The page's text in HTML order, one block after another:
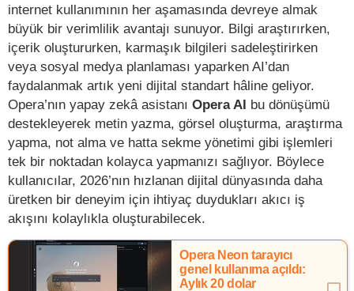
internet kullanımının her aşamasında devreye almak
büyük bir verimlilik avantajı sunuyor. Bilgi araştırırken,
içerik oluştururken, karmaşık bilgileri sadeleştirirken
veya sosyal medya planlaması yaparken AI’dan
faydalanmak artık yeni dijital standart hâline geliyor.
Opera’nın yapay zekâ asistanı Opera AI bu dönüşümü
destekleyerek metin yazma, görsel oluşturma, araştırma
yapma, not alma ve hatta sekme yönetimi gibi işlemleri
tek bir noktadan kolayca yapmanızı sağlıyor. Böylece
kullanıcılar, 2026’nın hızlanan dijital dünyasında daha
üretken bir deneyim için ihtiyaç duydukları akıcı iş
akışını kolaylıkla oluşturabilecek.
Opera Neon tarayıcı
genel kullanıma açıldı:
Aylık 20 dolar